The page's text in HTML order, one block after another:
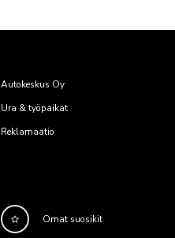
Autokeskus Oy
Ura & työpaikat
Reklamaatio
Omat suosikit